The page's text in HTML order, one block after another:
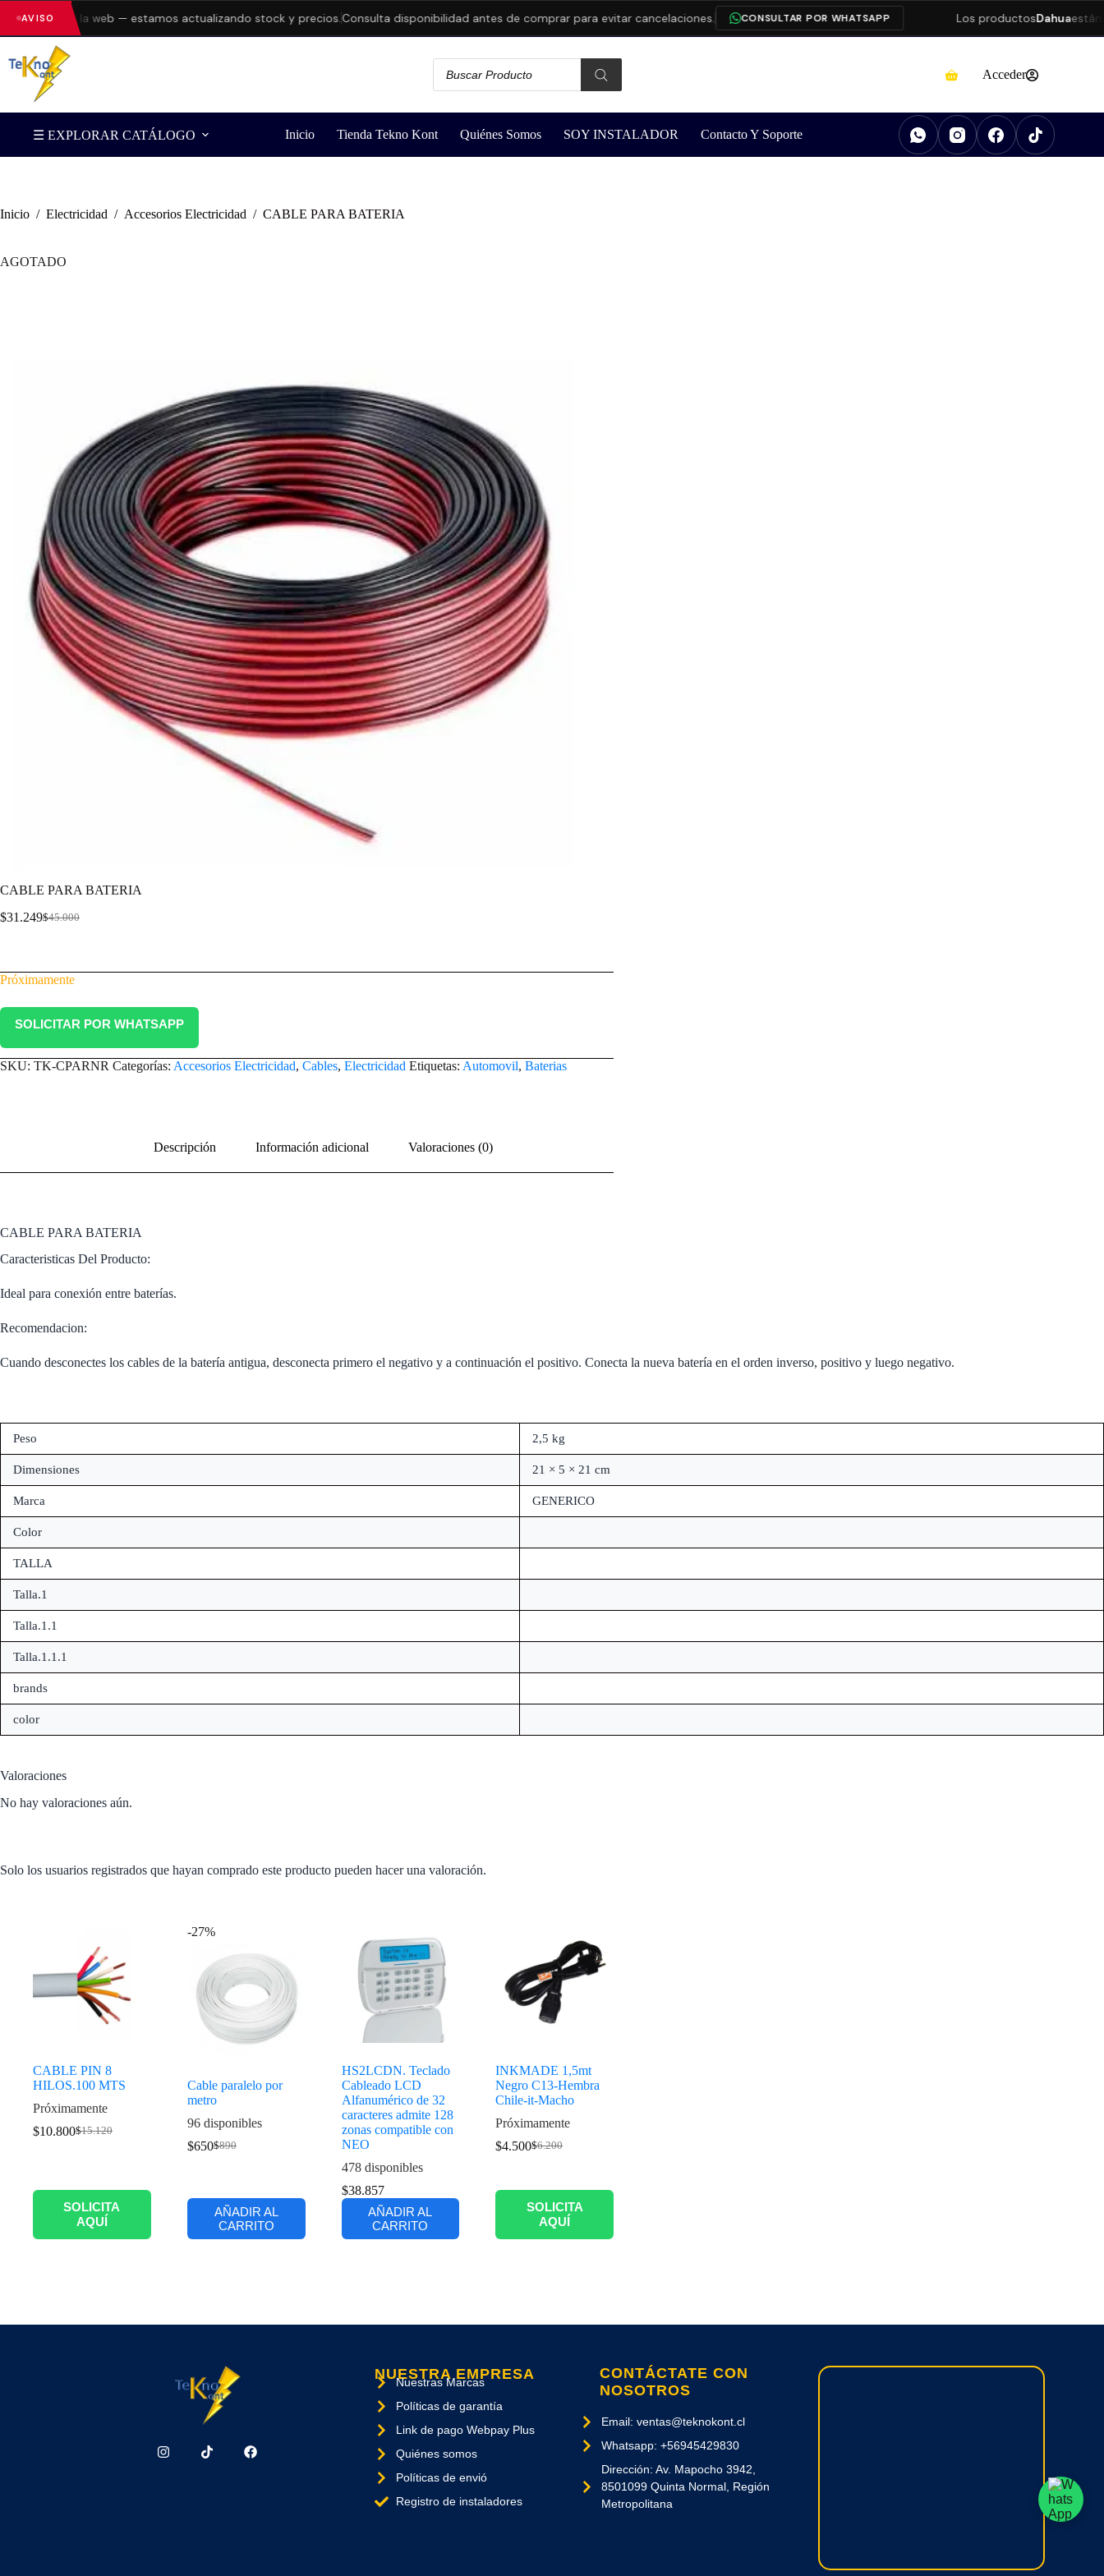
AVISOen la web — estamos actualizando stock y precios.Consulta disponibilidad antes de comprar para evitar cancelaciones. CONSULTAR POR WHATSAPP Los productosDahuaestán
Acceder
☰ EXPLORAR CATÁLOGO Inicio Tienda Tekno Kont Quiénes Somos SOY INSTALADOR Contacto Y Soporte
Inicio / Electricidad / Accesorios Electricidad / CABLE PARA BATERIA
AGOTADO
CABLE PARA BATERIA
$45.000
$31.249
Próximamente
SOLICITAR POR WHATSAPP
SKU: TK-CPARNR Categorías: Accesorios Electricidad, Cables, Electricidad Etiquetas: Automovil, Baterias
Descripción Información adicional Valoraciones (0)
CABLE PARA BATERIA
Caracteristicas Del Producto:
Ideal para conexión entre baterías.
Recomendacion:
Cuando desconectes los cables de la batería antigua, desconecta primero el negativo y a continuación el positivo. Conecta la nueva batería en el orden inverso, positivo y luego negativo.
Peso 2,5 kg
Dimensiones 21 × 5 × 21 cm
Marca GENERICO
Color
TALLA
Talla.1
Talla.1.1
Talla.1.1.1
brands
color
Valoraciones
No hay valoraciones aún.
Solo los usuarios registrados que hayan comprado este producto pueden hacer una valoración.
CABLE PIN 8
HILOS.100 MTS
Próximamente
$15.120
$10.800
SOLICITA
AQUÍ
-27%
Cable paralelo por
metro
96 disponibles
$890
$650
AÑADIR AL
CARRITO
HS2LCDN. Teclado
Cableado LCD
Alfanumérico de 32
caracteres admite 128
zonas compatible con
NEO
478 disponibles
$38.857
AÑADIR AL
CARRITO
INKMADE 1,5mt
Negro C13-Hembra
Chile-it-Macho
Próximamente
$6.200
$4.500
SOLICITA
AQUÍ
NUESTRA EMPRESA
Nuestras Marcas
Políticas de garantía
Link de pago Webpay Plus
Quiénes somos
Políticas de envió
Registro de instaladores
CONTÁCTATE CON
NOSOTROS
Email: ventas@teknokont.cl
Whatsapp: +56945429830
Dirección: Av. Mapocho 3942,
8501099 Quinta Normal, Región
Metropolitana